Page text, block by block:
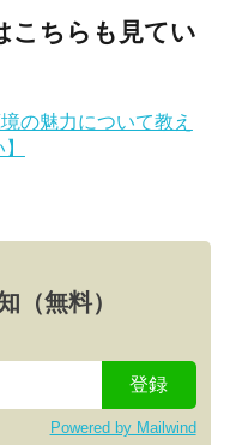
こちらも見てい
の魅力について教え
（無料）
Powered by Mailwind